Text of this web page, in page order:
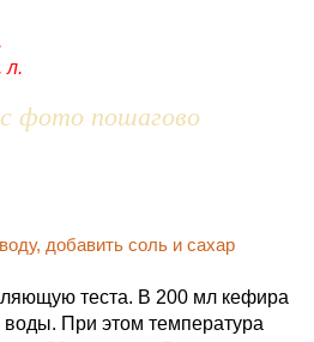
л.
фото пошагово
теста. В 200 мл кефира
При этом температура